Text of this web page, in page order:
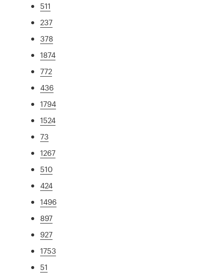
511
237
378
1874
772
436
1794
1524
73
1267
510
424
1496
897
927
1753
51